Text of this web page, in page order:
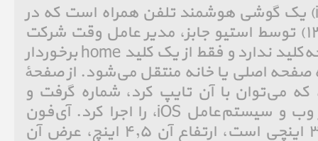
آی‌فون (به انگلیسی: iPhone)‏ یک گوشی هوشمند تلفن همراه است که در
روز ۹ ژانویه ۲۰۰۷ (۱۹دی۱۳۸۵) توسط استیو جابز، مدیر عامل وقت شرکت
اپل معرفی شد. آی‌فون صفحه‌کلید ندارد و فقط از یک کلید home برخوردار
صفحه اصلی یا خانه منتقل می‌شود. از صفحهٔ
می‌توان با آن تایپ کرد، شماره گرفت و
برنامه‌های گوناگون مبتنی بر وب و سیستم‌عامل iOS، را اجرا کرد. آی‌فون
دارای یک صفحه نمایش ۳٫۵ اینچی است، ارتفاع آن ۴٫۵ اینچ، عرض آن